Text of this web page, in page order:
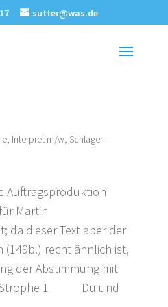
sutter@was.de
, Interpret m/w, Schlager
Auftragsproduktion
Martin
da dieser Text aber der
(149b.) recht ähnlich ist,
der Abstimmung mit
Strophe 1 Du und